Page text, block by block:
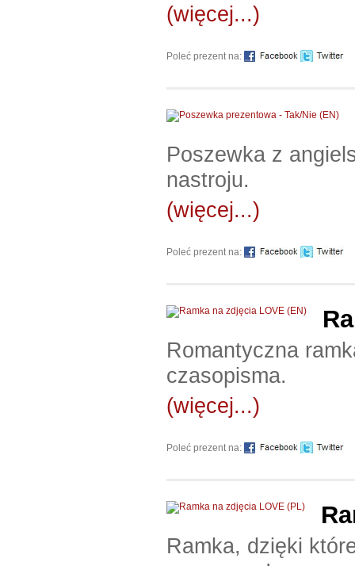
(więcej...)
Poleć prezent na:
Poszewka z
nastroju.
(więcej...)
Poleć prezent na:
Romantyczna
czasopisma.
(więcej...)
Poleć prezent na:
Ramka, dzięki